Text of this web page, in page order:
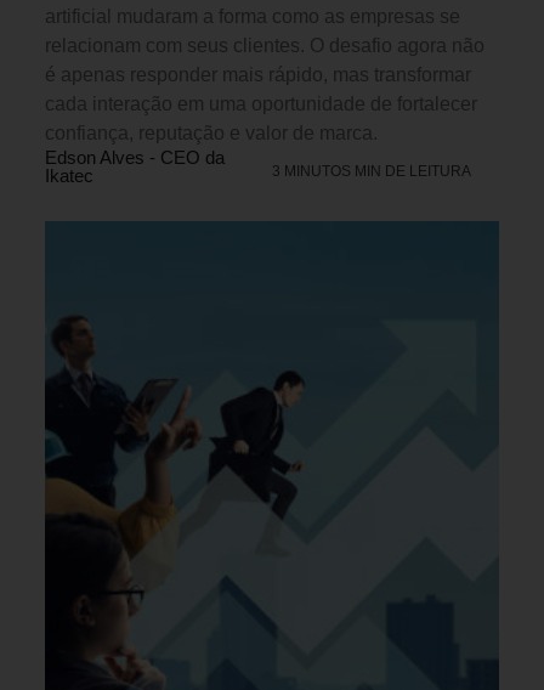
artificial mudaram a forma como as empresas se
relacionam com seus clientes. O desafio agora não
é apenas responder mais rápido, mas transformar
cada interação em uma oportunidade de fortalecer
confiança, reputação e valor de marca.
Edson Alves - CEO da
Ikatec
3 MINUTOS MIN DE LEITURA